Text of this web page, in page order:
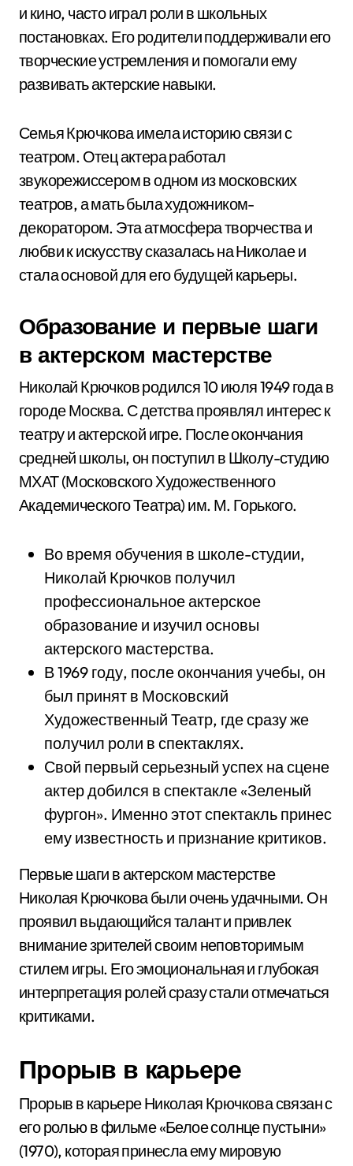
и кино, часто играл роли в школьных
постановках. Его родители поддерживали его
творческие устремления и помогали ему
развивать актерские навыки.
Семья Крючкова имела историю связи с
театром. Отец актера работал
звукорежиссером в одном из московских
театров, а мать была художником-
декоратором. Эта атмосфера творчества и
любви к искусству сказалась на Николае и
стала основой для его будущей карьеры.
Образование и первые шаги
в актерском мастерстве
Николай Крючков родился 10 июля 1949 года в
городе Москва. С детства проявлял интерес к
театру и актерской игре. После окончания
средней школы, он поступил в Школу-студию
МХАТ (Московского Художественного
Академического Театра) им. М. Горького.
Во время обучения в школе-студии,
Николай Крючков получил
профессиональное актерское
образование и изучил основы
актерского мастерства.
В 1969 году, после окончания учебы, он
был принят в Московский
Художественный Театр, где сразу же
получил роли в спектаклях.
Свой первый серьезный успех на сцене
актер добился в спектакле «Зеленый
фургон». Именно этот спектакль принес
ему известность и признание критиков.
Первые шаги в актерском мастерстве
Николая Крючкова были очень удачными. Он
проявил выдающийся талант и привлек
внимание зрителей своим неповторимым
стилем игры. Его эмоциональная и глубокая
интерпретация ролей сразу стали отмечаться
критиками.
Прорыв в карьере
Прорыв в карьере Николая Крючкова связан с
его ролью в фильме «Белое солнце пустыни»
(1970), которая принесла ему мировую